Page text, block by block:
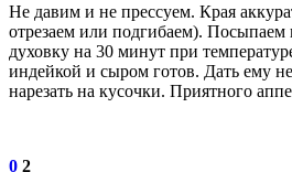
Не давим и не прессуем. Края
отрезаем или подгибаем).
духовку на 30 минут при
индейкой и сыром готов. Дать ему
нарезать на кусочки. Приятного
0 2